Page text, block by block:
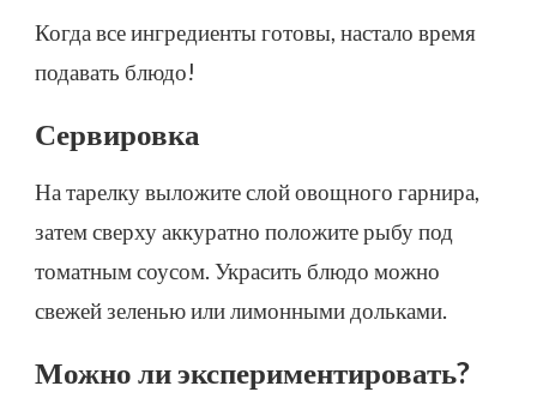
Когда все ингредиенты готовы, настало время
подавать блюдо!
Сервировка
На тарелку выложите слой овощного гарнира,
затем сверху аккуратно положите рыбу под
томатным соусом. Украсить блюдо можно
свежей зеленью или лимонными дольками.
Можно ли экспериментировать?